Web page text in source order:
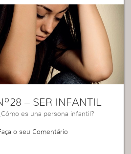
– SER INFANTIL
es una persona infantil?
o seu Comentário